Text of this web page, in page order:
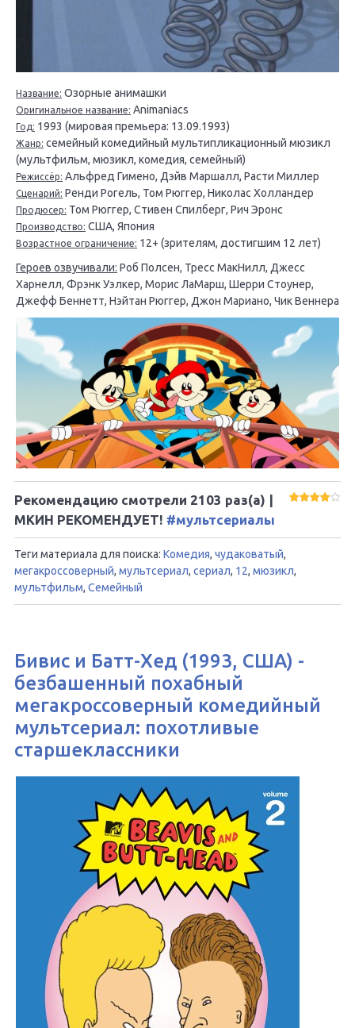
Название: Озорные анимашки
Оригинальное название: Animaniacs
Год: 1993 (мировая премьера: 13.09.1993)
Жанр: семейный комедийный мультипликационный мюзикл
(мультфильм, мюзикл, комедия, семейный)
Режиссёр: Альфред Гимено, Дэйв Маршалл, Расти Миллер
Сценарий: Ренди Рогель, Том Рюггер, Николас Холландер
Продюсер: Том Рюггер, Стивен Спилберг, Рич Эронс
Производство: США, Япония
Возрастное ограничение: 12+ (зрителям, достигшим 12 лет)
Героев озвучивали: Роб Полсен, Тресс МакНилл, Джесс
Харнелл, Фрэнк Уэлкер, Морис ЛаМарш, Шерри Стоунер,
Джефф Беннетт, Нэйтан Рюггер, Джон Мариано, Чик Веннера
Рекомендацию смотрели 2103 раз(а) |
МКИН РЕКОМЕНДУЕТ! #мультсериалы
Теги материала для поиска: Комедия, чудаковатый,
мегакроссоверный, мультсериал, сериал, 12, мюзикл,
мультфильм, Семейный
Бивис и Батт-Хед (1993, США) -
безбашенный похабный
мегакроссоверный комедийный
мультсериал: похотливые
старшеклассники